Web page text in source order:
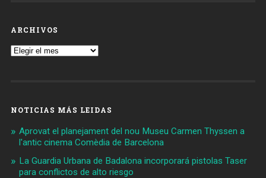
ARCHIVOS
Archivos
NOTICIAS MÁS LEIDAS
Aprovat el planejament del nou Museu Carmen Thyssen a
l'antic cinema Comèdia de Barcelona
La Guardia Urbana de Badalona incorporará pistolas Taser
para conflictos de alto riesgo